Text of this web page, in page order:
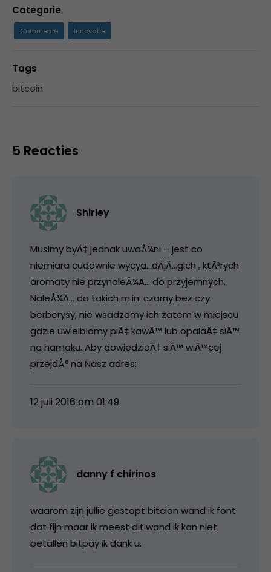
Categorie
Commerce Innovatie
Tags
bitcoin
5 Reacties
Shirley
Musimy byÄ‡ jednak uwaÅ¼ni – jest co
niemiara cudownie wycya…dÄjÄ…glch , ktÃ³rych
aromaty nie przynaleÅ¼Ä… do przyjemnych.
NaleÅ¼Ä… do takich m.in. czarny bez czy
berberysy, nie wsadzamy ich zatem w miejscu
gdzie uwielbiamy piÄ‡ kawÄ™ lub opalaÄ‡ siÄ™
na hamaku. Aby dowiedzieÄ‡ siÄ™ wiÄ™cej
przejdÅº na Nasz adres:
12 juli 2016 om 01:49
danny f chirinos
waarom zijn jullie gestopt bitcion wand ik font
dat fijn maar ik meest dit.wand ik kan niet
betallen bitpay ik dank u.